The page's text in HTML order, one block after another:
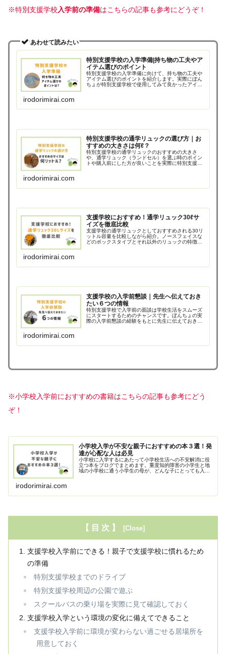
※特別支援学校入学前の準備はこちらの記事も参考にどうぞ！
あわせて読みたい
特別支援学校の入学準備|持ち物の工夫やア
イテム選びのポイント
特別支援学校の入学準備に向けて、持ち物の工夫や
アイテム選びのポイントを紹介します。実際にぼん
ちょが特別支援学校で使用してみて良かったアイテ
irodorimirai.com
特別支援学校の通学リュックの選び方｜お
すすめの大きさは何ℓ？
特別支援学校の通学リュックのおすすめの大きさ
や、通学リュック（ランドセル）を選ぶ時のポイン
トや購入前にした方が良いことを実際に特別支援学
irodorimirai.com
支援学校におすすめ！通学リュック30ℓサ
イズを徹底比較
支援学校の通学リュックとしておすすめされる30リ
ットル容量を比較しながら紹介。ノースフェイスな
どのボックスタイプとそれ以外のリュックの特徴も
irodorimirai.com
支援学校の入学前懇談｜先生へ伝えておき
たい６つの情報
特別支援学校で入学前の面談は学校生活をスムーズ
にスタートするためのチャンスです。ぼんちょの実
際の入学前懇談の経験をもとに先生に伝えておきた
irodorimirai.com
※小学校入学前におすすめの書籍はこちらの記事も参考にどう
ぞ！
小学校入学が不安な親子におすすめの本３選！発
達が心配な人は必見
小学校に入学するにあたって小学校生活への不安解消に役
立つ本をブログでまとめます。重度知的障害の小学生と地
域の小学校に通う小学生の母が、どんな子にとっても入学
irodorimirai.com
【 目 次 】
支援学校入学前にできる！親子で支援学校に慣れるため
の準備
特別支援学校までのドライブ
特別支援学校周辺の公園で遊ぶ
スクールバスの乗り場を実際に見て確認しておく
支援学校入学という環境の変化に備えてできること
支援学校入学前に環境が変わらない過ごせる居場所を
用意しておく